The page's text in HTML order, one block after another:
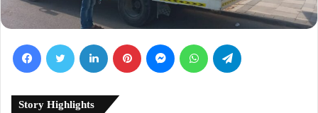
Facebook Twitter LinkedIn Pinterest Messenger WhatsApp
Story Highlights